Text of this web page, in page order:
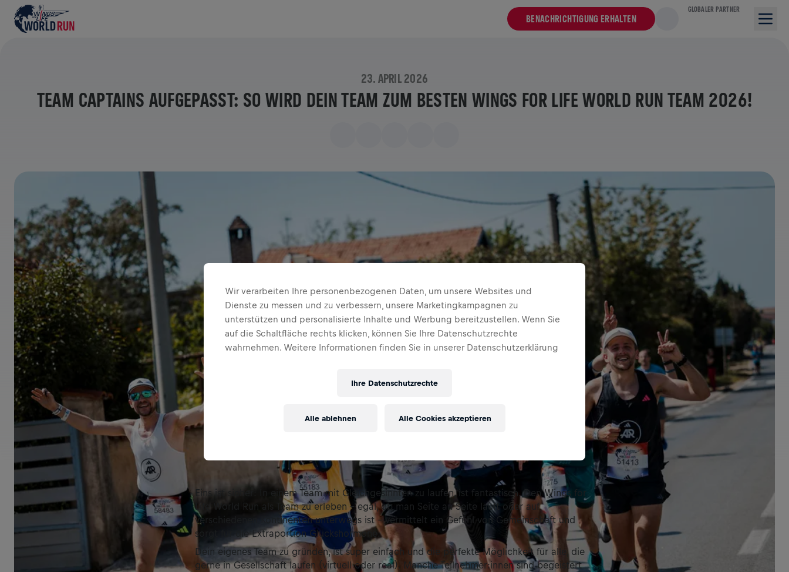
BENACHRICHTIGUNG ERHALTEN
GLOBALER PARTNER
23. APRIL 2026
TEAM CAPTAINS AUFGEPASST: SO WIRD DEIN TEAM ZUM BESTEN WINGS FOR LIFE WORLD RUN TEAM 2026!
Eins ist sicher: In einem Team mit Gleichgesinnten zu laufen, ist fantastisch. Den Wings for
Life World Run als Team zu erleben – egal, ob man Seite an Seite läuft oder auf
verschiedenen Kontinenten unterwegs ist – vermittelt ein Gefühl von Gemeinschaft und
sorgt für die Extraportion Glückshormone.
Dein eigenes Team zu gründen, ist super einfach und die perfekte Möglichkeit für alle, die
gerne in Gesellschaft laufen (virtuell oder real). Manche Teilnehmer:innen sind begeistert
Wir verarbeiten Ihre personenbezogenen Daten, um unsere Websites und
Dienste zu messen und zu verbessern, unsere Marketingkampagnen zu
unterstützen und personalisierte Inhalte und Werbung bereitzustellen. Wenn Sie
auf die Schaltfläche rechts klicken, können Sie Ihre Datenschutzrechte
wahrnehmen. Weitere Informationen finden Sie in unserer Datenschutzerklärung
Ihre Datenschutzrechte
Alle ablehnen Alle Cookies akzeptieren